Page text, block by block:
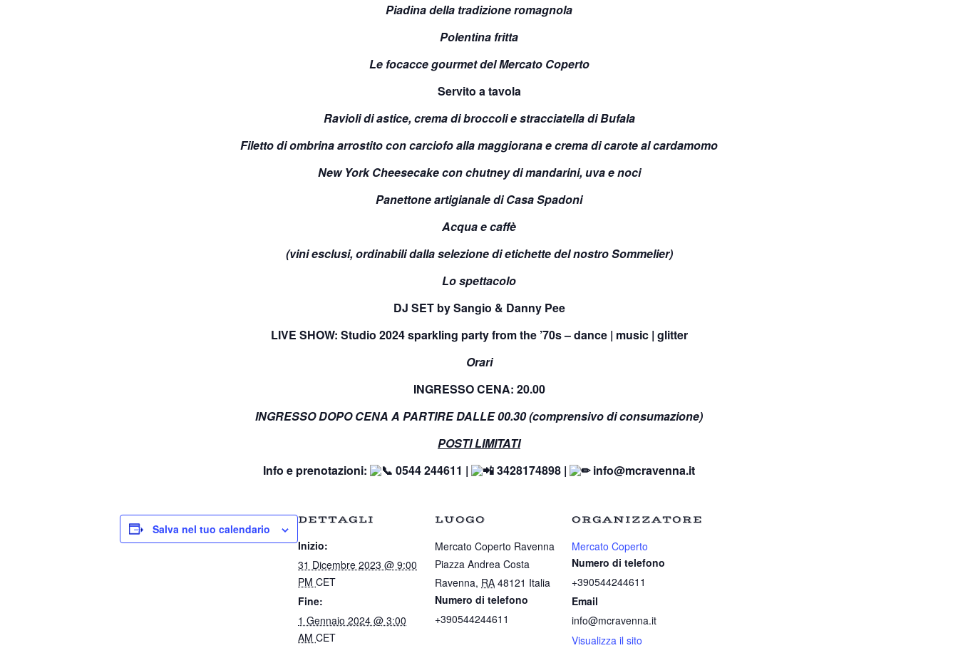
Piadina della tradizione romagnola
Polentina fritta
Le focacce gourmet del Mercato Coperto
Servito a tavola
Ravioli di astice, crema di broccoli e stracciatella di Bufala
Filetto di ombrina arrostito con carciofo alla maggiorana e crema di carote al cardamomo
New York Cheesecake con chutney di mandarini, uva e noci
Panettone artigianale di Casa Spadoni
Acqua e caffè
(vini esclusi, ordinabili dalla selezione di etichette del nostro Sommelier)
Lo spettacolo
DJ SET by Sangio & Danny Pee
LIVE SHOW: Studio 2024 sparkling party from the ’70s – dance | music | glitter
Orari
INGRESSO CENA: 20.00
INGRESSO DOPO CENA A PARTIRE DALLE 00.30 (comprensivo di consumazione)
POSTI LIMITATI
Info e prenotazioni:
0544 244611 | 3428174898 | info@mcravenna.it
Salva nel tuo calendario
DETTAGLI
Inizio:
31 Dicembre 2023 @ 9:00
PM CET
Fine:
1 Gennaio 2024 @ 3:00
AM CET
LUOGO
Mercato Coperto Ravenna
Piazza Andrea Costa
Ravenna, RA 48121 Italia
Numero di telefono
+390544244611
ORGANIZZATORE
Mercato Coperto
Numero di telefono
+390544244611
Email
info@mcravenna.it
Visualizza il sito